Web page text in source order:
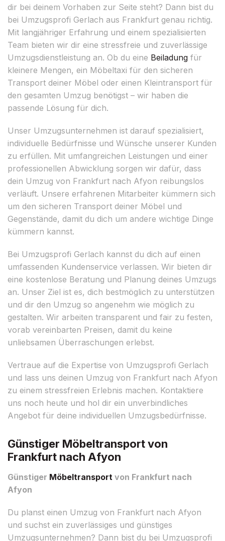
dir bei deinem Vorhaben zur Seite steht? Dann bist du
bei Umzugsprofi Gerlach aus Frankfurt genau richtig.
Mit langjähriger Erfahrung und einem spezialisierten
Team bieten wir dir eine stressfreie und zuverlässige
Umzugsdienstleistung an. Ob du eine Beiladung für
kleinere Mengen, ein Möbeltaxi für den sicheren
Transport deiner Möbel oder einen Kleintransport für
den gesamten Umzug benötigst – wir haben die
passende Lösung für dich.
Unser Umzugsunternehmen ist darauf spezialisiert,
individuelle Bedürfnisse und Wünsche unserer Kunden
zu erfüllen. Mit umfangreichen Leistungen und einer
professionellen Abwicklung sorgen wir dafür, dass
dein Umzug von Frankfurt nach Afyon reibungslos
verläuft. Unsere erfahrenen Mitarbeiter kümmern sich
um den sicheren Transport deiner Möbel und
Gegenstände, damit du dich um andere wichtige Dinge
kümmern kannst.
Bei Umzugsprofi Gerlach kannst du dich auf einen
umfassenden Kundenservice verlassen. Wir bieten dir
eine kostenlose Beratung und Planung deines Umzugs
an. Unser Ziel ist es, dich bestmöglich zu unterstützen
und dir den Umzug so angenehm wie möglich zu
gestalten. Wir arbeiten transparent und fair zu festen,
vorab vereinbarten Preisen, damit du keine
unliebsamen Überraschungen erlebst.
Vertraue auf die Expertise von Umzugsprofi Gerlach
und lass uns deinen Umzug von Frankfurt nach Afyon
zu einem stressfreien Erlebnis machen. Kontaktiere
uns noch heute und hol dir ein unverbindliches
Angebot für deine individuellen Umzugsbedürfnisse.
Günstiger Möbeltransport von
Frankfurt nach Afyon
Günstiger Möbeltransport von Frankfurt nach
Afyon
Du planst einen Umzug von Frankfurt nach Afyon
und suchst ein zuverlässiges und günstiges
Umzugsunternehmen? Dann bist du bei Umzugsprofi